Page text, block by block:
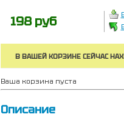
198 руб
В ВАШЕЙ КОРЗИНЕ СЕЙЧАС
Ваша корзина пуста
Описание